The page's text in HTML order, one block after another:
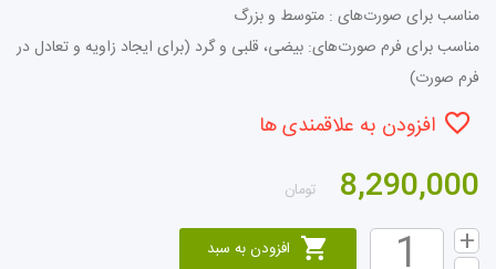
مناسب برای صورت‌های : متوسط و بزرگ
مناسب برای فرم صورت‌های: بیضی، قلبی و گرد (برای ایجاد زاویه و تعادل در
فرم صورت)
افزودن به علاقمندی ها
8,290,000 تومان
افزودن به سبد